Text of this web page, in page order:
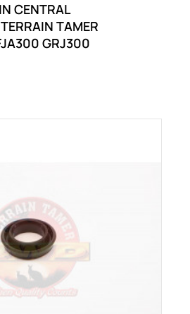
CENTRAL
TAMER
GRJ300